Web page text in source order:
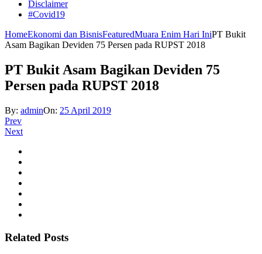
Disclaimer
#Covid19
HomeEkonomi dan BisnisFeaturedMuara Enim Hari IniPT Bukit
Asam Bagikan Deviden 75 Persen pada RUPST 2018
PT Bukit Asam Bagikan Deviden 75
Persen pada RUPST 2018
By: adminOn: 25 April 2019
Prev
Next
Related Posts